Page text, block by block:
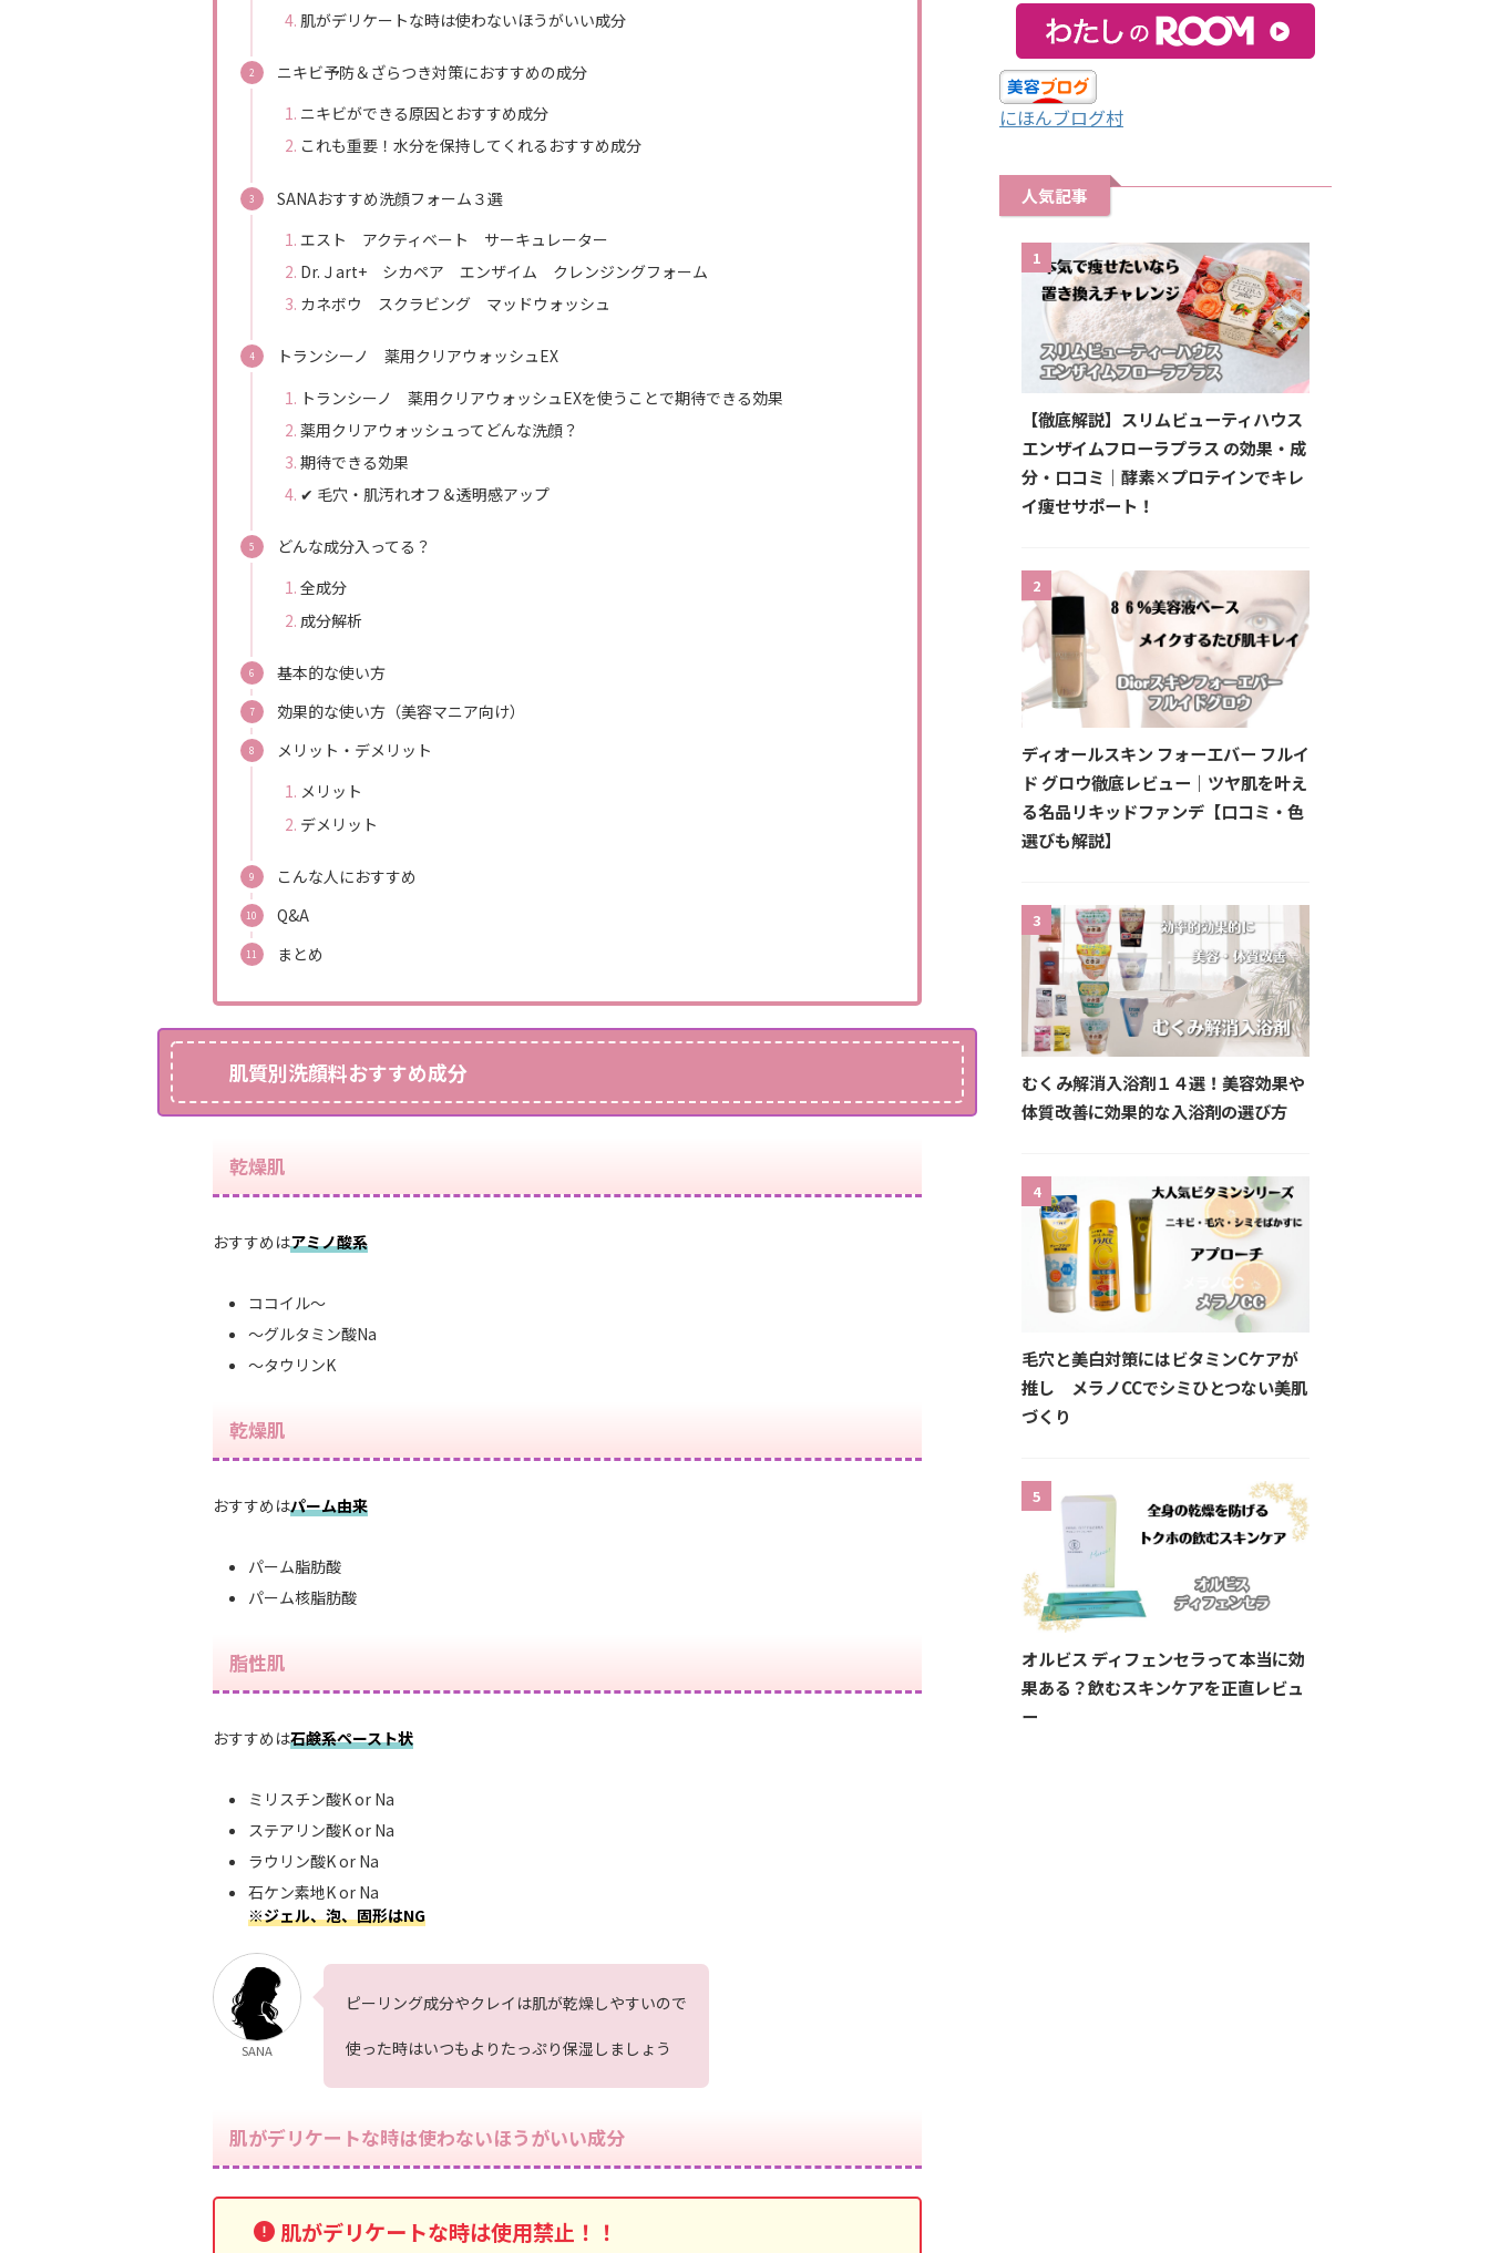
肌がデリケートな時は使わないほうがいい成分
ニキビ予防＆ざらつき対策におすすめの成分
ニキビができる原因とおすすめ成分
これも重要！水分を保持してくれるおすすめ成分
SANAおすすめ洗顔フォーム３選
エスト アクティベート サーキュレーター
Dr.Ｊart+ シカペア エンザイム クレンジングフォーム
カネボウ スクラビング マッドウォッシュ
トランシーノ 薬用クリアウォッシュEX
トランシーノ 薬用クリアウォッシュEXを使うことで期待できる効果
薬用クリアウォッシュってどんな洗顔？
期待できる効果
✔ 毛穴・肌汚れオフ＆透明感アップ
どんな成分入ってる？
全成分
成分解析
基本的な使い方
効果的な使い方（美容マニア向け）
メリット・デメリット
メリット
デメリット
こんな人におすすめ
Q&A
まとめ
肌質別洗顔料おすすめ成分
乾燥肌
おすすめはアミノ酸系
ココイル～
～グルタミン酸Na
～タウリンK
乾燥肌
おすすめはパーム由来
パーム脂肪酸
パーム核脂肪酸
脂性肌
おすすめは石鹸系ペースト状
ミリスチン酸K or Na
ステアリン酸K or Na
ラウリン酸K or Na
石ケン素地K or Na
※ジェル、泡、固形はNG
SANA
ピーリング成分やクレイは肌が乾燥しやすいので
使った時はいつもよりたっぷり保湿しましょう
肌がデリケートな時は使わないほうがいい成分
肌がデリケートな時は使用禁止！！
にほんブログ村
人気記事
1
【徹底解説】スリムビューティハウス
エンザイムフローラプラス の効果・成
分・口コミ｜酵素×プロテインでキレ
イ痩せサポート！
2
ディオールスキン フォーエバー フルイ
ド グロウ徹底レビュー｜ツヤ肌を叶え
る名品リキッドファンデ【口コミ・色
選びも解説】
3
むくみ解消入浴剤１４選！美容効果や
体質改善に効果的な入浴剤の選び方
4
毛穴と美白対策にはビタミンCケアが
推し メラノCCでシミひとつない美肌
づくり
5
オルビス ディフェンセラって本当に効
果ある？飲むスキンケアを正直レビュ
ー